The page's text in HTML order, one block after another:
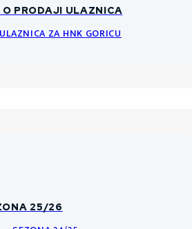
O PRODAJI ULAZNICA
ZA HNK GORICU
25/26